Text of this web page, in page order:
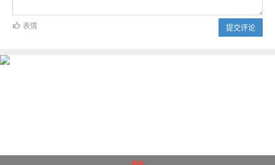
提交评论
表情